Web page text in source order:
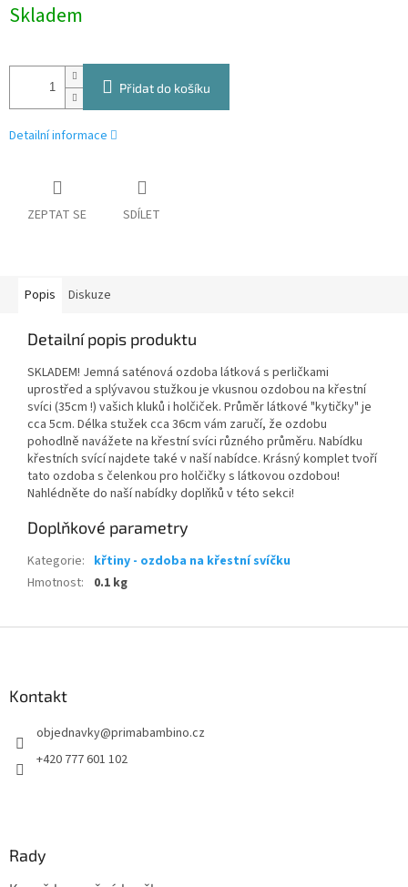
cena:
Skladem
Přidat do košíku
Detailní informace
ZEPTAT SE SDÍLET
Popis Diskuze
Detailní popis produktu
SKLADEM! Jemná saténová ozdoba látková s perličkami
uprostřed a splývavou stužkou je vkusnou ozdobou na křestní
svíci (35cm !) vašich kluků i holčiček. Průměr látkové "kytičky" je
cca 5cm. Délka stužek cca 36cm vám zaručí, že ozdobu
pohodlně navážete na křestní svíci různého průměru. Nabídku
křestních svící najdete také v naší nabídce. Krásný komplet tvoří
tato ozdoba s čelenkou pro holčičky s látkovou ozdobou!
Nahlédněte do naší nabídky doplňků v této sekci!
Doplňkové parametry
Kategorie: křtiny - ozdoba na křestní svíčku
Hmotnost: 0.1 kg
Kontakt
objednavky@primabambino.cz
+420 777 601 102
Rady